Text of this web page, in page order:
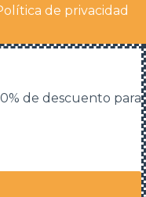
de privacidad
de descuento para